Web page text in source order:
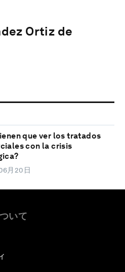
Ortiz de
que ver los tratados
con la crisis
月20日
いて